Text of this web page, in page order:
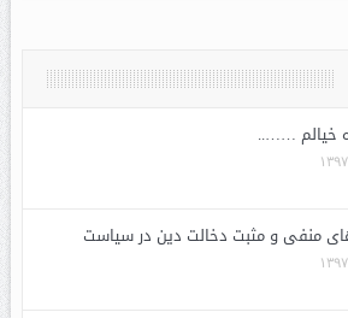
خیالم ……..
منفی و مثبت دخالت دین در سیاست